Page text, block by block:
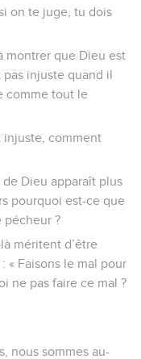
on te juge, tu dois
montrer que Dieu est
pas injuste quand il
comme tout le
injuste, comment
Dieu apparaît plus
pourquoi est-ce que
pécheur ?
méritent d’être
« Faisons le mal pour
ne pas faire ce mal ?
nous sommes au-